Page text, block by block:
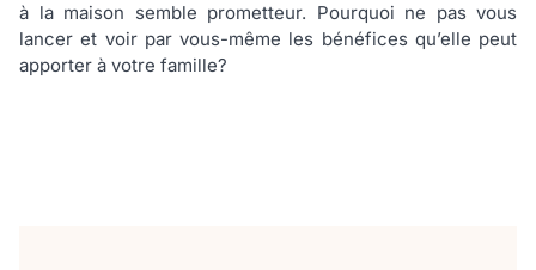
à la maison semble prometteur. Pourquoi ne pas vous
lancer et voir par vous-même les bénéfices qu’elle peut
apporter à votre famille?